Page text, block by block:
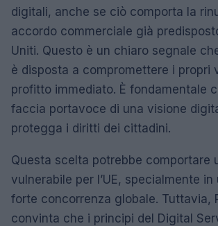
digitali, anche se ciò comporta la
accordo commerciale già
Uniti. Questo è un chiaro segnale
è disposta a compromettere i propri
profitto immediato. È fondamentale
faccia portavoce di una visione
protegga i diritti dei cittadini.
Questa scelta potrebbe comportare
vulnerabile per l’UE, specialmente in
forte concorrenza globale. Tuttavia,
convinta che i principi del Digital